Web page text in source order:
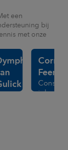
een
bij
met onze
Cornell
inkomen